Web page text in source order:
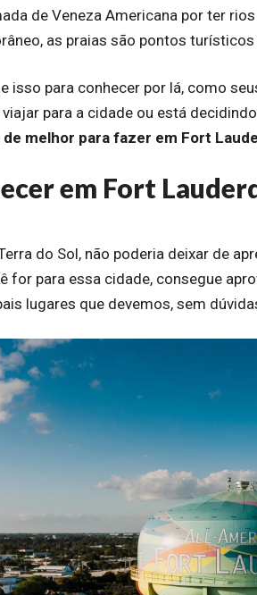
de Veneza Americana por ter
as praias são pontos
isso para conhecer por lá, como
para a cidade ou está
melhor para fazer em Fort
em Fort
do Sol, não poderia deixar de
for para essa cidade, consegue
lugares que devemos, sem